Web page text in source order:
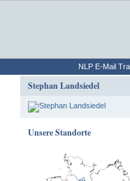
NLP E-Mail
Stephan Landsiedel
Unsere Standorte